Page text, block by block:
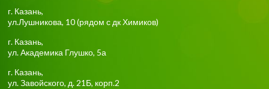
г. Казань,
ул.Лушникова, 10(рядом с дк Химиков)
г. Казань,
ул. Академика Глушко, 5а
г. Казань,
ул. Завойского, д. 21Б, корп.2